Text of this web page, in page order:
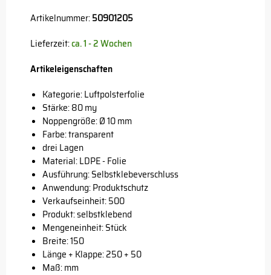
Artikelnummer:50901205
Lieferzeit:ca. 1 - 2 Wochen
Artikeleigenschaften
Kategorie: Luftpolsterfolie
Stärke: 80 my
Noppengröße: Ø 10 mm
Farbe: transparent
drei Lagen
Material: LDPE - Folie
Ausführung: Selbstklebeverschluss
Anwendung: Produktschutz
Verkaufseinheit: 500
Produkt: selbstklebend
Mengeneinheit: Stück
Breite: 150
Länge + Klappe: 250 + 50
Maß: mm